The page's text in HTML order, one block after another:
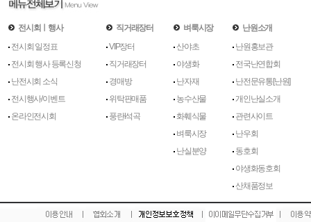
전시회ㅣ행사
전시회 일정표
전시회 행사 등록신청
난전시회 소식
전시행사/이벤트
온라인전시회
직거래장터
VIP장터
직거래장터
경매방
위탁판매품
풍란l석곡
벼룩시장
산야초
야생화
난자재
농수산물
화훼식물
벼룩시장
난실분양
난원소개
난원홍보관
전국난연합회
난전문유통[난원]
개인난실소개
관련사이트
난우회
동호회
야생화동호회
산채품정보